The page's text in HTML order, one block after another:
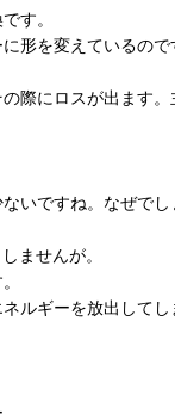
す。
形を変えているので
際にロスが出ます
いですね。なぜでし
ませんが。
ルギーを放出してし